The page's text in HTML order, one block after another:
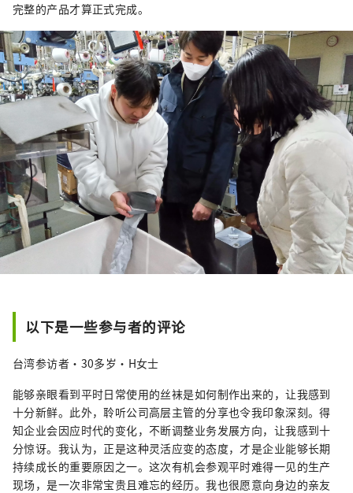
完整的产品才算正式完成。
以下是一些参与者的评论
台湾参访者・30多岁・H女士
能够亲眼看到平时日常使用的丝袜是如何制作出来的，让我感到
十分新鲜。此外，聆听公司高层主管的分享也令我印象深刻。得
知企业会因应时代的变化，不断调整业务发展方向，让我感到十
分惊讶。我认为，正是这种灵活应变的态度，才是企业能够长期
持续成长的重要原因之一。这次有机会参观平时难得一见的生产
现场，是一次非常宝贵且难忘的经历。我也很愿意向身边的亲友